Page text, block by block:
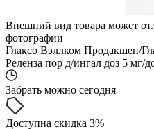
Внешний вид товара может
фотографии
Глаксо Вэллком Продакшен/
Реленза пор д/ингал доз 5 мг/
Забрать можно сегодня
Доступна скидка 3%